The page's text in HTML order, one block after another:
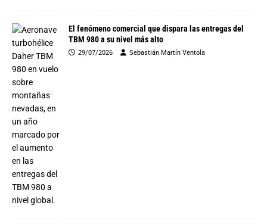
El fenómeno comercial que dispara las entregas del
TBM 980 a su nivel más alto
29/07/2026 Sebastián Martín Ventola